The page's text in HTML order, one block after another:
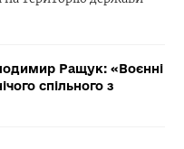
Ращук: «Воєнні
спільного з